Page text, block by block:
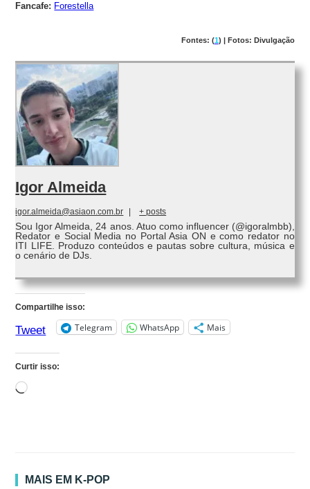
Fancafe: Forestella
Fontes: (1) | Fotos: Divulgação
Igor Almeida
igor.almeida@asiaon.com.br + posts
Sou Igor Almeida, 24 anos. Atuo como influencer (@igoralmbb),
Redator e Social Media no Portal Asia ON e como redator no
ITI LIFE. Produzo conteúdos e pautas sobre cultura, música e
o cenário de DJs.
Compartilhe isso:
Tweet Telegram WhatsApp Mais
Curtir isso:
Carregando...
MAIS EM K-POP